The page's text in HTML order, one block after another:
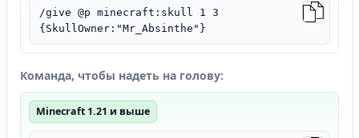
/give @p minecraft:skull 1 3
{SkullOwner:"Mr_Absinthe"}
Команда, чтобы надеть на голову:
Minecraft 1.21 и выше